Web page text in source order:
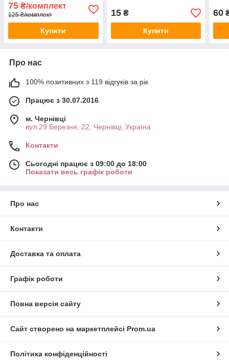
75 ₴/комплект
125 ₴/комплект
Купити
двосторонній, рожевий
15₴
Купити
60
Про нас
100% позитивних з 119 відгуків за рік
Працює з 30.07.2016
м. Чернівці
вул.29 Березня, 22, Чернівці, Україна
Контакти
Сьогодні працює з 09:00 до 18:00
Показати весь графік роботи
Про нас
Контакти
Доставка та оплата
Графік роботи
Повна версія сайту
Сайт створено на маркетплейсі Prom.ua
Політика конфіденційності